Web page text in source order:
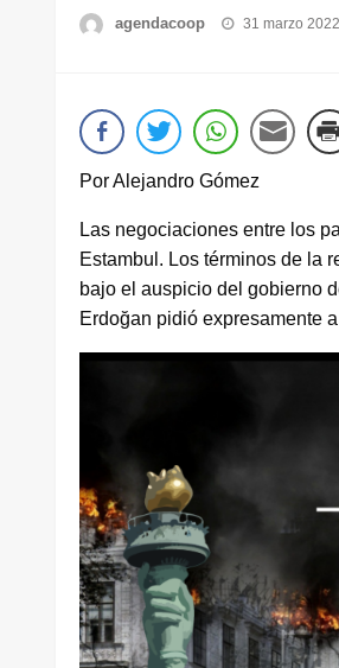
agendacoop
Publicado
31 marzo 2022
Por Alejandro Gómez
Las negociaciones entre los
Estambul. Los términos de la
bajo el auspicio del gobierno
Erdoğan pidió expresamente